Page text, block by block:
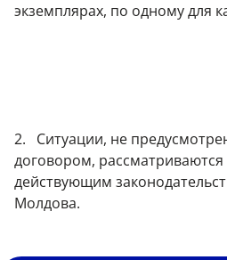
экземплярах, по одному для
2. Ситуации, не
договором, рассматриваются
действующим
Молдова.